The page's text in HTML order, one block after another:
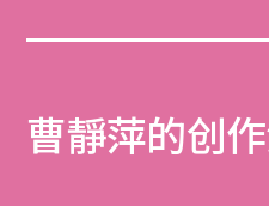
曹靜萍的创